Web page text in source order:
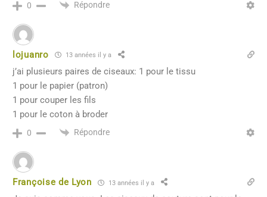
0 Répondre
lojuanro 13 années il y a
j’ai plusieurs paires de ciseaux: 1 pour le tissu
1 pour le papier (patron)
1 pour couper les fils
1 pour le coton à broder
0 Répondre
Françoise de Lyon 13 années il y a